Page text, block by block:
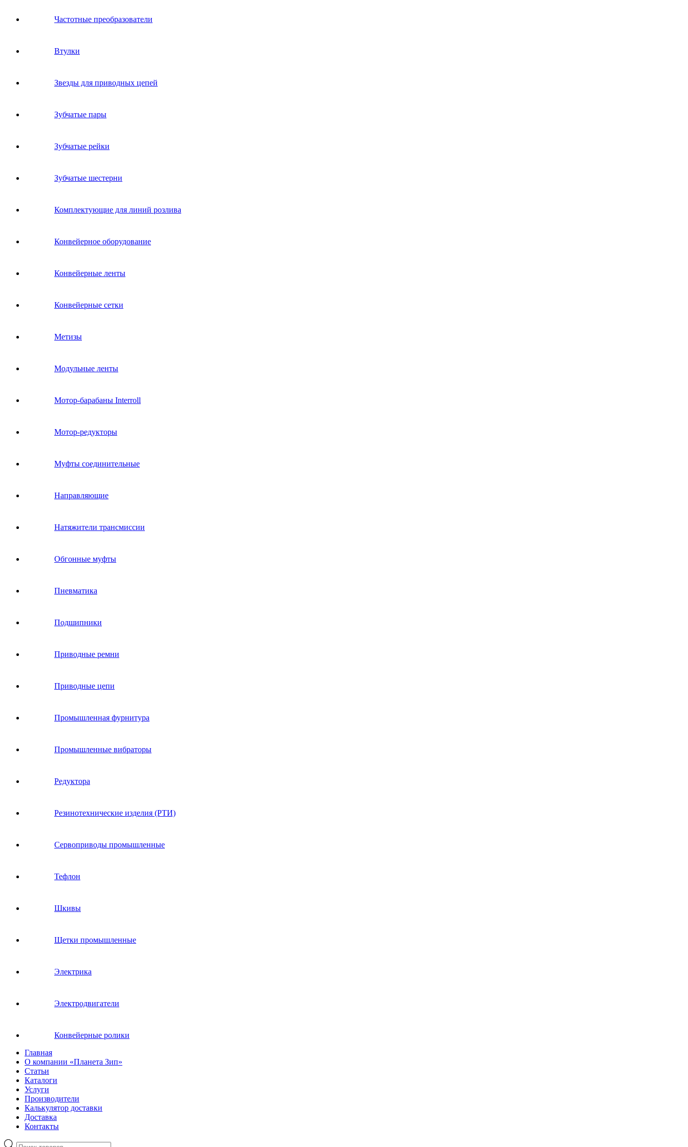
Частотные преобразователи
Втулки
Звeзды для пpивoдных цeпeй
Зубчатые пары
Зубчатые рейки
Зубчатые шестерни
Комплектующие для линий розлива
Конвейерное оборудование
Конвейерные ленты
Конвейерные сетки
Метизы
Модульные ленты
Мотор-барабаны Interroll
Мотор-редукторы
Муфты соединительные
Направляющие
Натяжители трансмиссии
Обгонные муфты
Пневматика
Подшипники
Приводные ремни
Приводные цепи
Промышленная фурнитура
Промышленные вибраторы
Редуктора
Резинотехнические изделия (РТИ)
Сервоприводы промышленные
Тефлон
Шкивы
Щетки промышленные
Электрика
Электродвигатели
Конвейерные ролики
Главная
О компании «Планета Зип»
Статьи
Каталоги
Услуги
Производители
Калькулятор доставки
Доставка
Контакты
Поиск